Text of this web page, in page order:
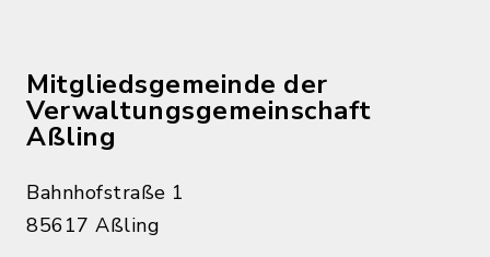
Mitgliedsgemeinde der
Verwaltungsgemeinschaft
Aßling
Bahnhofstraße 1
85617 Aßling